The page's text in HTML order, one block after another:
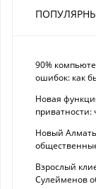
90%
ошибок: как
Новая
приватности:
Новый
Взрослый
Сулейменов